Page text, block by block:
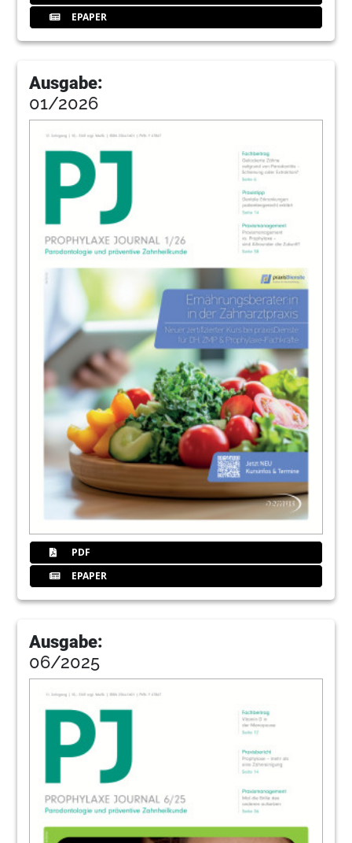
Leipziger Forum für Innovative
Zahnmedizin mit Neuerungen
44
EPAPER
Ausgabe:
01/2026
PDF
EPAPER
Ausgabe:
06/2025